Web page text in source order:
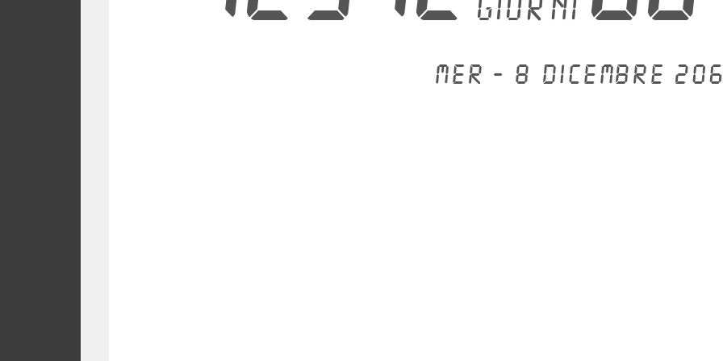
Mer - 8 dicembre